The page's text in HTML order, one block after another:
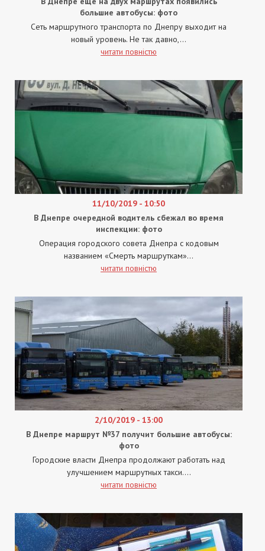
большие автобусы: фото
Сеть маршрутного транспорта по Днепру выходит на
новый уровень. Не так давно,...
читати повністю
11/10/2019 - 10:50
В Днепре очередной водитель сбежал во время
инспекции: фото
Операция городского совета Днепра с кодовым
названием «Смерть маршруткам»...
читати повністю
2/10/2019 - 13:00
В Днепре маршрут №37 получит большие автобусы:
фото
Городские власти Днепра продолжают работать над
улучшением маршрутных такси....
читати повністю